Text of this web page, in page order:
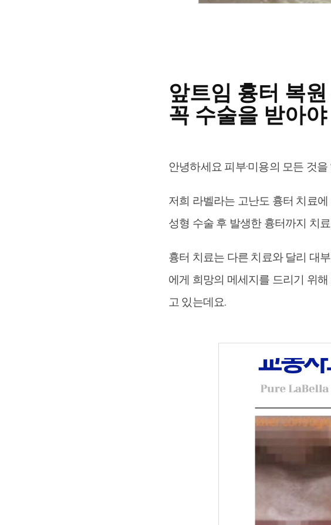
앞트임 흉터 복
꼭 수술을 받아
안녕하세요 피부·미용의 모든 것
저희 라벨라는 고난도 흉터 치료
성형 수술 후 발생한 흉터까지 치
흉터 치료는 다른 치료와 달리 대
에게 희망의 메세지를 드리기 위
고 있는데요.